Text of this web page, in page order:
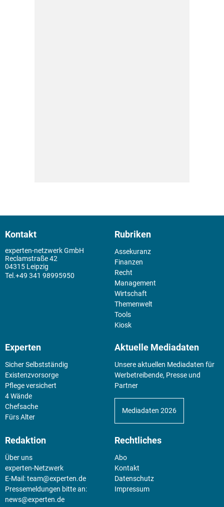
Kontakt
experten-netzwerk GmbH
Reclamstraße 42
04315 Leipzig
+49 341 98995950
Rubriken
Assekuranz
Finanzen
Recht
Management
Wirtschaft
Themenwelt
Tools
Kiosk
Experten
Sicher Selbstständig
Existenz­vorsorge
Pflege versichert
4 Wände
Chefsache
Fürs Alter
Aktuelle Mediadaten
Unsere aktuellen Mediadaten für
Werbetreibende, Presse und
Partner
Mediadaten 2026
Redaktion
Über uns
experten-Netzwerk
E-Mail:team@experten.de
Pressemeldungen bitte an:
news@experten.de
Rechtliches
Abo
Kontakt
Datenschutz
Impressum